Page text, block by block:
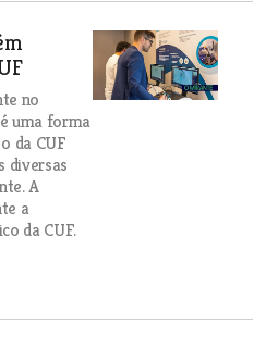
no
uma forma
da CUF
diversas
A
a
da CUF.